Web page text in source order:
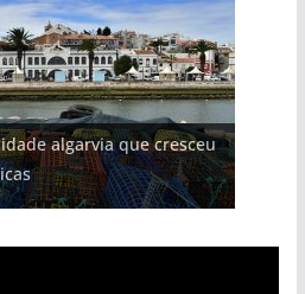
algarvia que cresceu